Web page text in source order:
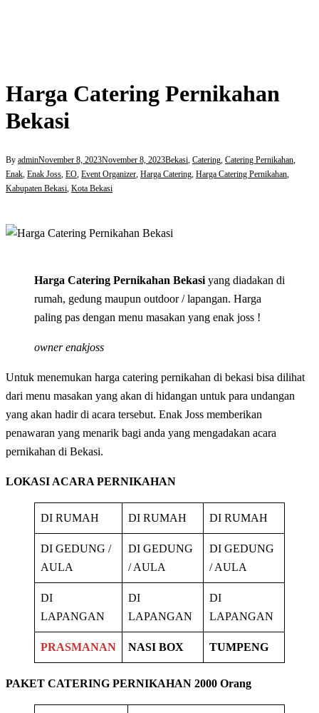
Harga Catering Pernikahan
Bekasi
By adminNovember 8, 2023November 8, 2023Bekasi, Catering, Catering Pernikahan,
Enak, Enak Joss, EO, Event Organizer, Harga Catering, Harga Catering Pernikahan,
Kabupaten Bekasi, Kota Bekasi
Harga Catering Pernikahan Bekasi yang diadakan di
rumah, gedung maupun outdoor / lapangan. Harga
paling pas dengan menu masakan yang enak joss !
owner enakjoss
Untuk menemukan harga catering pernikahan di bekasi bisa dilihat
dari menu masakan yang akan di hidangan untuk para undangan
yang akan hadir di acara tersebut. Enak Joss memberikan
penawaran yang menarik bagi anda yang mengadakan acara
pernikahan di Bekasi.
LOKASI ACARA PERNIKAHAN
DI RUMAH DI RUMAH DI RUMAH
DI GEDUNG /
AULA
DI GEDUNG
/ AULA
DI GEDUNG
/ AULA
DI
LAPANGAN
DI
LAPANGAN
DI
LAPANGAN
PRASMANAN NASI BOX TUMPENG
PAKET CATERING PERNIKAHAN 2000 Orang